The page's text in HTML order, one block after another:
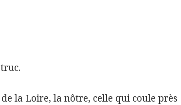
la Loire, la nôtre, celle qui coule près